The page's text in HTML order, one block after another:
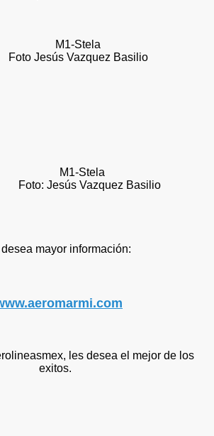
Stela
Vazquez Basilio
M1-Stela
Vazquez Basilio
mayor información:
les desea el mejor de los
exitos.